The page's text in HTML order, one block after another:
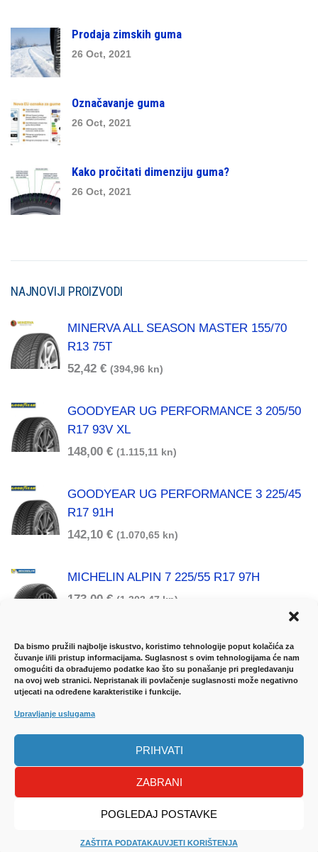
Da bismo pružili najbolje iskustvo, koristimo tehnologije poput kolačića za
čuvanje i/ili pristup informacijama. Suglasnost s ovim tehnologijama će nam
omogućiti da obrađujemo podatke kao što su ponašanje pri pregledavanju
na ovoj web stranici. Nepristanak ili povlačenje suglasnosti može negativno
utjecati na određene karakteristike i funkcije.
Upravljanje uslugama
PRIHVATI
ZABRANI
POGLEDAJ POSTAVKE
ZAŠTITA PODATAKAUVJETI KORIŠTENJA
Prodaja zimskih guma
26 Oct, 2021
Označavanje guma
26 Oct, 2021
Kako pročitati dimenziju guma?
26 Oct, 2021
NAJNOVIJI PROIZVODI
MINERVA ALL SEASON MASTER 155/70
R13 75T
52,42 € (394,96 kn)
GOODYEAR UG PERFORMANCE 3 205/50
R17 93V XL
148,00 € (1.115,11 kn)
GOODYEAR UG PERFORMANCE 3 225/45
R17 91H
142,10 € (1.070,65 kn)
MICHELIN ALPIN 7 225/55 R17 97H
173,00 € (1.303,47 kn)
UVJETI KORIŠTENJA
JAMSTVENI LIST-NAČINI PLAĆANJA-ZAŠTITA
PODATAKA
Sva prava pridržanaAuto Plus| Izrada Web stranica